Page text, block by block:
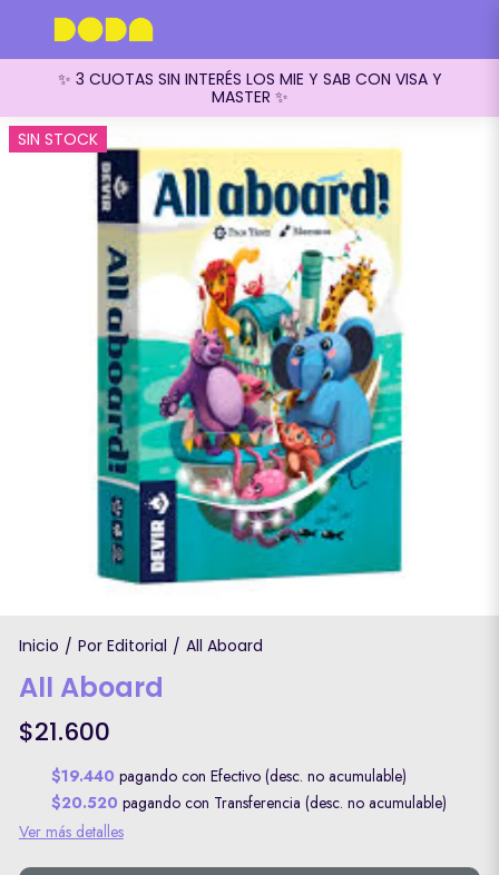
✨ 3 CUOTAS SIN INTERÉS LOS MIE Y SAB CON VISA Y
MASTER ✨
SIN STOCK
Inicio / Por Editorial / All Aboard
All Aboard
$21.600
$19.440 pagando con Efectivo (desc. no acumulable)
$20.520 pagando con Transferencia (desc. no acumulable)
Ver más detalles